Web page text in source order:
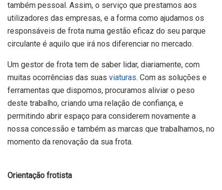
também pessoal. Assim, o serviço que prestamos aos
utilizadores das empresas, e a forma como ajudamos os
responsáveis de frota numa gestão eficaz do seu parque
circulante é aquilo que irá nos diferenciar no mercado.
Um gestor de frota tem de saber lidar, diariamente, com
muitas ocorrências das suas viaturas. Com as soluções e
ferramentas que dispomos, procuramos aliviar o peso
deste trabalho, criando uma relação de confiança, e
permitindo abrir espaço para considerem novamente a
nossa concessão e também as marcas que trabalhamos, no
momento da renovação da sua frota.
Orientação frotista